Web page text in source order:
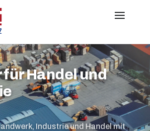
für Handel und
Industrie und Handel mit